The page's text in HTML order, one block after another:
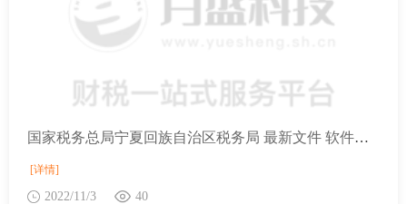
国家税务总局宁夏回族自治区税务局 最新文件 软件企业和集成电路企业税费优惠政策指引
[详情]
2022/11/3 40